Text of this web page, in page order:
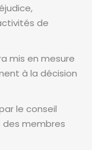
de
mis en mesure
à la décision
le conseil
membres